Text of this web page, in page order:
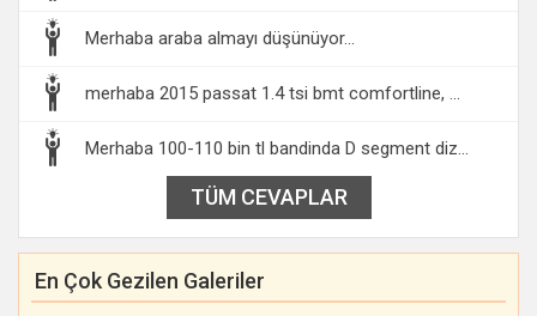
Merhaba araba almayı düşünüyor...
merhaba 2015 passat 1.4 tsi bmt comfortline, ...
Merhaba 100-110 bin tl bandinda D segment diz...
TÜM CEVAPLAR
En Çok Gezilen Galeriler